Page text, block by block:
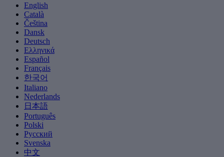
English
Català
Čeština
Dansk
Deutsch
Ελληνικά
Español
Français
한국어
Italiano
Nederlands
日本語
Português
Polski
Русский
Svenska
中文